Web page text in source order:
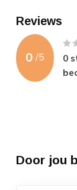
Reviews
0 /5 0
Door jou